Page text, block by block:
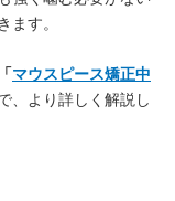
ます。
「マウスピース矯正中
、より詳しく解説し